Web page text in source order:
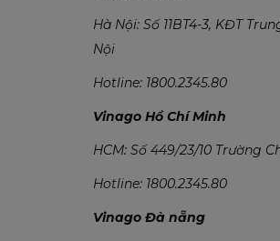
Hà Nội: Số 11BT4-3, KĐT
Nội
Hotline: 1800.2345.80
Vinago Hồ Chí Minh
HCM: Số 449/23/10 Trường
Hotline: 1800.2345.80
Vinago Đà nẵng